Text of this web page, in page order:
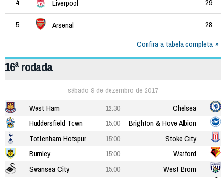
4 Liverpool 29
5 Arsenal
28
Confira a tabela completa
16ª rodada
sábado 9 de dezembro de 2017
West Ham
12:30
Chelsea
Huddersfield Town
15:00
Brighton & Hove Albion
Tottenham Hotspur
15:00
Stoke City
Burnley
15:00
Watford
Swansea City
15:00
West Brom